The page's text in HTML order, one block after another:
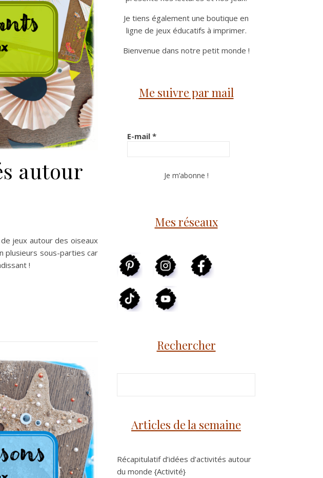
autour
jeux autour des oiseaux
plusieurs sous-parties car
!
Je tiens également une boutique en
ligne de jeux éducatifs à imprimer.
Bienvenue dans notre petit monde !
Me suivre par mail
E-mail *
Mes réseaux
Rechercher
Articles de la semaine
Récapitulatif d’idées d’activités autour
du monde {Activité}